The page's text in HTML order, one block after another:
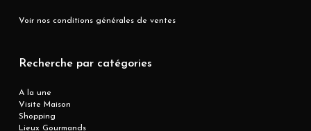
Voir nos conditions générales de ventes
Recherche par catégories
A la une
Visite Maison
Shopping
Lieux Gourmands